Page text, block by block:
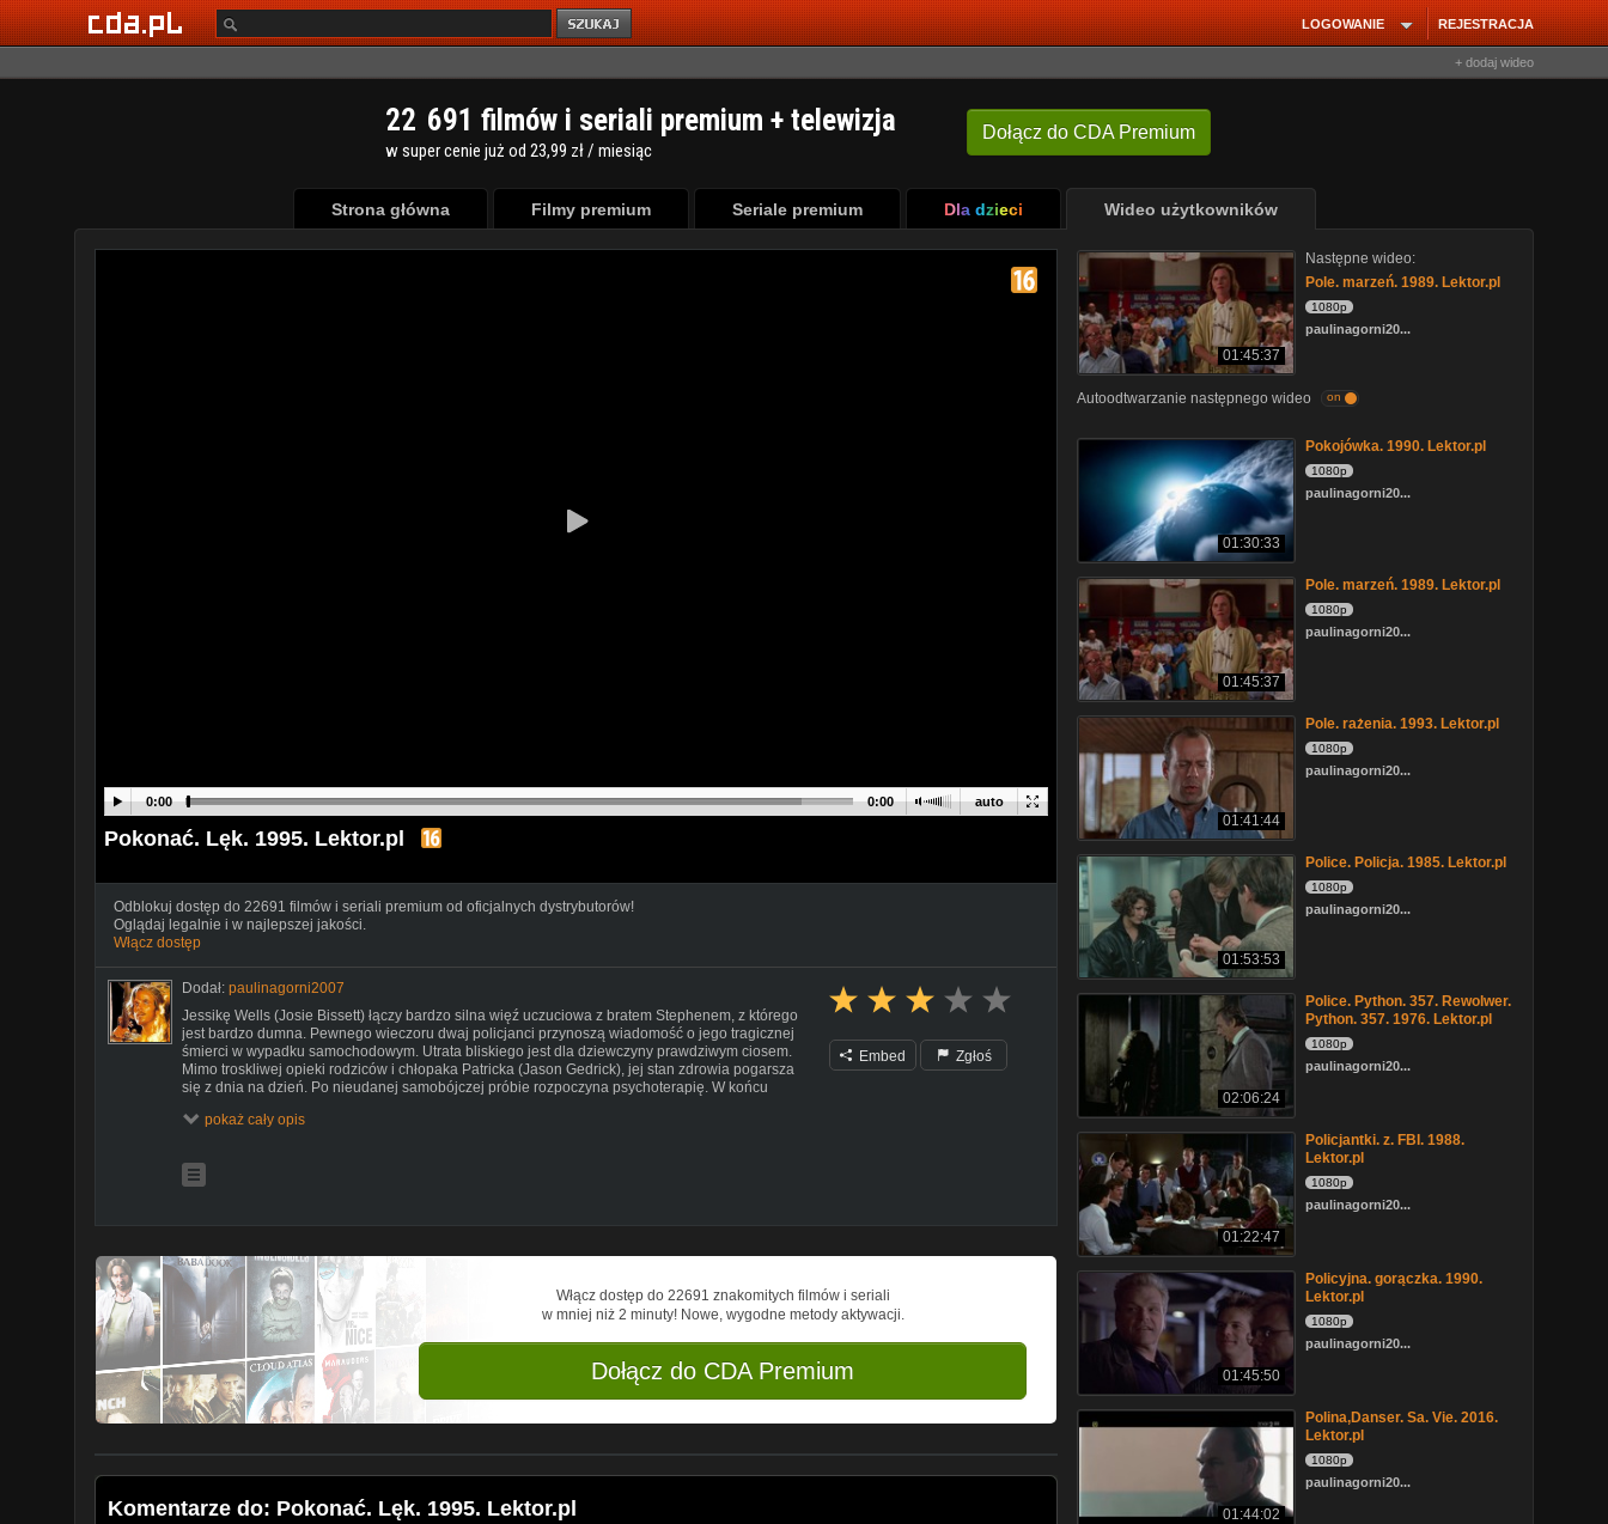
REJESTRACJA
LOGOWANIE
+ dodaj wideo
Dołącz do CDA Premium
22 691 filmów i seriali premium + telewizja
w super cenie już od 23,99 zł / miesiąc
Strona główna Filmy premium Seriale premium Dla dzieci Wideo użytkowników
auto
0:00 0:00
Pokonać. Lęk. 1995. Lektor.pl
Odblokuj dostęp do 22691 filmów i seriali premium od oficjalnych dystrybutorów!
Oglądaj legalnie i w najlepszej jakości.
Włącz dostęp
Dodał: paulinagorni2007
Jessikę Wells (Josie Bissett) łączy bardzo silna więź uczuciowa z bratem Stephenem, z którego
jest bardzo dumna. Pewnego wieczoru dwaj policjanci przynoszą wiadomość o jego tragicznej
śmierci w wypadku samochodowym. Utrata bliskiego jest dla dziewczyny prawdziwym ciosem.
Mimo troskliwej opieki rodziców i chłopaka Patricka (Jason Gedrick), jej stan zdrowia pogarsza
się z dnia na dzień. Po nieudanej samobójczej próbie rozpoczyna psychoterapię. W końcu
umieszczona w zakładzie zamkniętym. Niestety, choroba pogłębia się, a ostatnią szansę
pokaż cały opis
Embed Zgłoś
Włącz dostęp do 22691 znakomitych filmów i seriali
w mniej niż 2 minuty! Nowe, wygodne metody aktywacji.
Dołącz do CDA Premium
Komentarze do: Pokonać. Lęk. 1995. Lektor.pl
01:45:37
Następne wideo:
Pole. marzeń. 1989. Lektor.pl
1080p
paulinagorni20...
Autoodtwarzanie następnego wideo on
01:30:33
Pokojówka. 1990. Lektor.pl
1080p
paulinagorni20...
01:45:37
Pole. marzeń. 1989. Lektor.pl
1080p
paulinagorni20...
01:41:44
Pole. rażenia. 1993. Lektor.pl
1080p
paulinagorni20...
01:53:53
Police. Policja. 1985. Lektor.pl
1080p
paulinagorni20...
02:06:24
Police. Python. 357. Rewolwer.
Python. 357. 1976. Lektor.pl
1080p
paulinagorni20...
01:22:47
Policjantki. z. FBI. 1988.
Lektor.pl
1080p
paulinagorni20...
01:45:50
Policyjna. gorączka. 1990.
Lektor.pl
1080p
paulinagorni20...
01:44:02
Polina,Danser. Sa. Vie. 2016.
Lektor.pl
1080p
paulinagorni20...